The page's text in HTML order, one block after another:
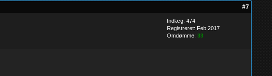
#7
Indlæg: 474
Registreret: Feb 2017
Omdømme: 33